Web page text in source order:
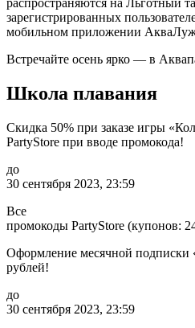
распространяются на Льготный
зарегистрированных
мобильном приложении
Встречайте осень ярко — в
Школа плавания
Скидка 50% при заказе игры
PartyStore при вводе промокода!
до
30 сентября 2023, 23:59
Все
промокоды PartyStore (купонов:
Оформление месячной подписки
рублей!
до
30 сентября 2023, 23:59